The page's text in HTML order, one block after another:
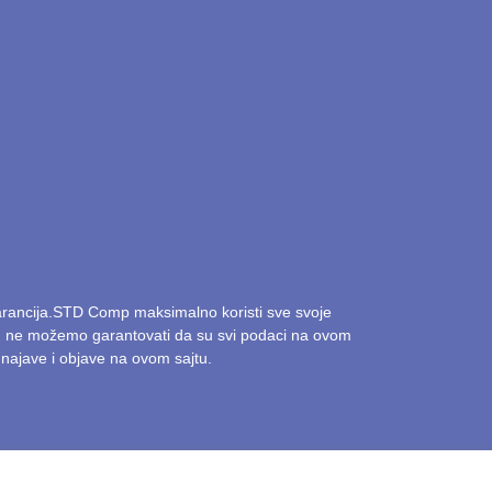
traje baterija na tabletu?
dobar za školu?
Comp maksimalno koristi sve svoje
možemo garantovati da su svi podaci na ovom
i objave na ovom sajtu.